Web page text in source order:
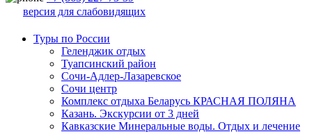
версия для слабовидящих
Туры по России
Геленджик отдых
Туапсинский район
Сочи-Адлер-Лазаревское
Сочи центр
Комплекс отдыха Беларусь КРАСНАЯ ПОЛЯНА
Казань. Экскурсии от 3 дней
Кавказские Минеральные воды. Отдых и лечение